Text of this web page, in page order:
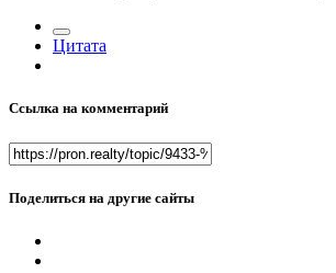
Цитата
Ссылка на комментарий
Поделиться на другие сайты